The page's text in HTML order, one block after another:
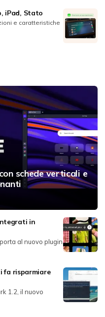
iPad, Stato
e caratteristiche
schede verticali e
in
al nuovo plugin
fa risparmiare
1.2, il nuovo